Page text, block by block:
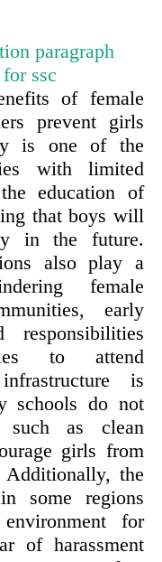
paragraph
ssc
of female
prevent girls
is one of the
with limited
education of
that boys will
in the future.
also play a
female
early
responsibilities
to attend
is
schools do not
such as clean
girls from
Additionally, the
some regions
for
of harassment